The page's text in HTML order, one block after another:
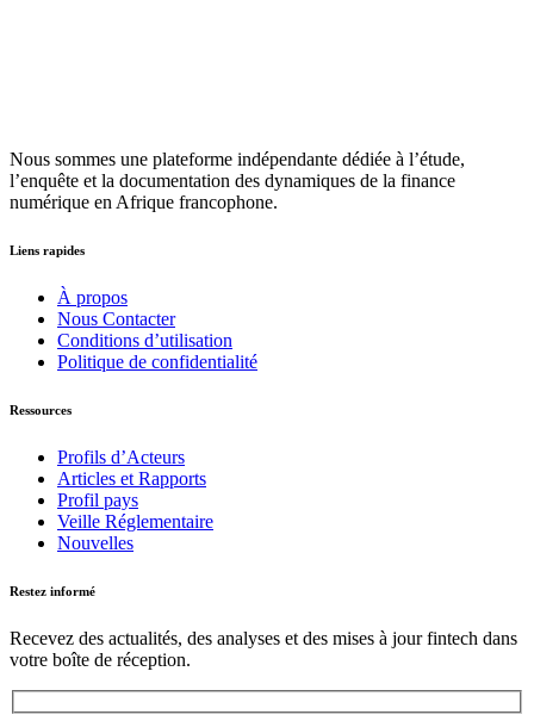
Nous sommes une plateforme indépendante dédiée à l’étude,
l’enquête et la documentation des dynamiques de la finance
numérique en Afrique francophone.
Liens rapides
À propos
Nous Contacter
Conditions d’utilisation
Politique de confidentialité
Ressources
Profils d’Acteurs
Articles et Rapports
Profil pays
Veille Réglementaire
Nouvelles
Restez informé
Recevez des actualités, des analyses et des mises à jour fintech dans
votre boîte de réception.